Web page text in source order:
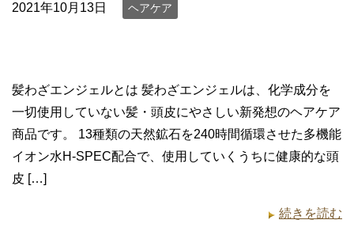
2021年10月13日 ヘアケア
髪わざエンジェルとは 髪わざエンジェルは、化学成分を
一切使用していない髪・頭皮にやさしい新発想のヘアケア
商品です。 13種類の天然鉱石を240時間循環させた多機能
イオン水H-SPEC配合で、使用していくうちに健康的な頭
皮 […]
続きを読む